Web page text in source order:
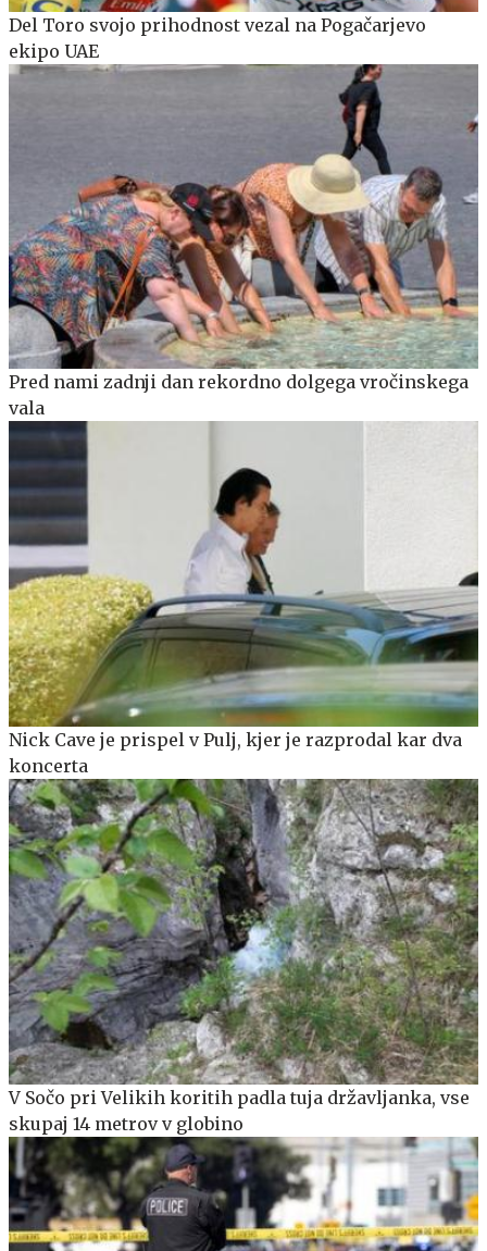
Del Toro svojo prihodnost vezal na Pogačarjevo
ekipo UAE
Pred nami zadnji dan rekordno dolgega vročinskega
vala
Nick Cave je prispel v Pulj, kjer je razprodal kar dva
koncerta
V Sočo pri Velikih koritih padla tuja državljanka, vse
skupaj 14 metrov v globino